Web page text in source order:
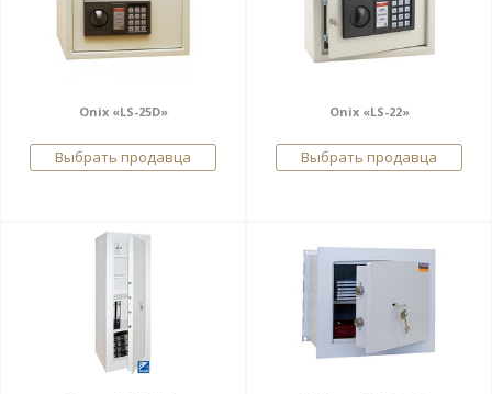
Onix «LS-25D»
Выбрать продавца
Onix «LS-22»
Выбрать продавца